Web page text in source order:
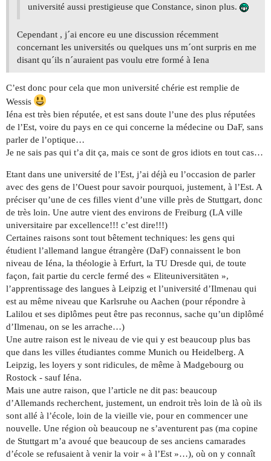
université aussi prestigieuse que Constance, sinon plus.
Cependant , j´ai encore eu une discussion récemment
concernant les universités ou quelques uns m´ont surpris en me
disant qu´ils n´auraient pas voulu etre formé à Iena
C’est donc pour cela que mon université chérie est remplie de
Wessis
Iéna est très bien réputée, et est sans doute l’une des plus réputées
de l’Est, voire du pays en ce qui concerne la médecine ou DaF, sans
parler de l’optique…
Je ne sais pas qui t’a dit ça, mais ce sont de gros idiots en tout cas…
Etant dans une université de l’Est, j’ai déjà eu l’occasion de parler
avec des gens de l’Ouest pour savoir pourquoi, justement, à l’Est. A
préciser qu’une de ces filles vient d’une ville près de Stuttgart, donc
de très loin. Une autre vient des environs de Freiburg (LA ville
universitaire par excellence!!! c’est dire!!!)
Certaines raisons sont tout bêtement techniques: les gens qui
étudient l’allemand langue étrangère (DaF) connaissent le bon
niveau de Iéna, la théologie à Erfurt, la TU Dresde qui, de toute
façon, fait partie du cercle fermé des « Eliteuniversitäten »,
l’apprentissage des langues à Leipzig et l’université d’Ilmenau qui
est au même niveau que Karlsruhe ou Aachen (pour répondre à
Lalilou et ses diplômes peut être pas reconnus, sache qu’un diplômé
d’Ilmenau, on se les arrache…)
Une autre raison est le niveau de vie qui y est beaucoup plus bas
que dans les villes étudiantes comme Munich ou Heidelberg. A
Leipzig, les loyers y sont ridicules, de même à Madgebourg ou
Rostock - sauf Iéna.
Mais une autre raison, que l’article ne dit pas: beaucoup
d’Allemands recherchent, justement, un endroit très loin de là où ils
sont allé à l’école, loin de la vieille vie, pour en commencer une
nouvelle. Une région où beaucoup ne s’aventurent pas (ma copine
de Stuttgart m’a avoué que beaucoup de ses anciens camarades
d’école se refusaient à venir la voir « à l’Est »…), où on y connaît